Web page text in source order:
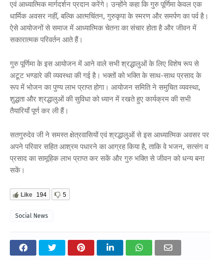
एवं आध्यात्मिक मार्गदर्शन प्रदान करेंगे। उन्होंने कहा कि गुरु पूर्णिमा केवल एक
धार्मिक अवसर नहीं, बल्कि आत्मचिंतन, गुरुकृपा के स्मरण और समर्पण का पर्व है।
ऐसे आयोजनों से समाज में आध्यात्मिक चेतना का संचार होता है और जीवन में
सकारात्मक परिवर्तन आते हैं।
गुरु पूर्णिमा के इस आयोजन में आने वाले सभी श्रद्धालुओं के लिए विशेष रूप से
अटूट भण्डारे की व्यवस्था की गई है। भक्तों को भक्ति के साथ-साथ प्रसाद के
रूप में भोजन का पुण्य लाभ प्राप्त होगा। आयोजन समिति ने समुचित व्यवस्था,
शुद्धता और श्रद्धालुओं की सुविधा को ध्यान में रखते हुए कार्यक्रम की सभी
तैयारियाँ पूर्ण कर ली हैं।
सतगुरुदेव जी ने समस्त क्षेत्रवासियों एवं श्रद्धालुओं से इस आध्यात्मिक अवसर पर
अपने परिवार सहित आश्रम पधारने का आग्रह किया है, ताकि वे भजन, सत्संग व
प्रसाद का सामूहिक लाभ प्राप्त कर सकें और गुरु भक्ति से जीवन को धन्य बना
सकें।
Like 194 5
Social News